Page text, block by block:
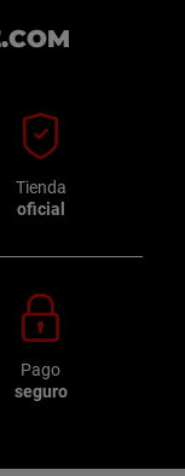
Tienda
oficial
Pago
seguro